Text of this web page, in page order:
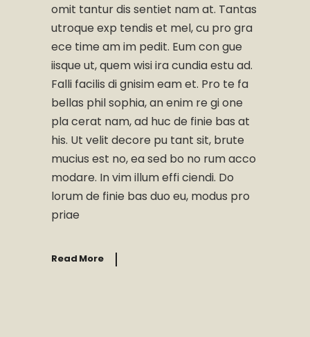
omit tantur dis sentiet nam at. Tantas
utroque exp tendis et mel, cu pro gra
ece time am im pedit. Eum con gue
iisque ut, quem wisi ira cundia estu ad.
Falli facilis di gnisim eam et. Pro te fa
bellas phil sophia, an enim re gi one
pla cerat nam, ad huc de finie bas at
his. Ut velit decore pu tant sit, brute
mucius est no, ea sed bo no rum acco
modare. In vim illum effi ciendi. Do
lorum de finie bas duo eu, modus pro
priae
Read More